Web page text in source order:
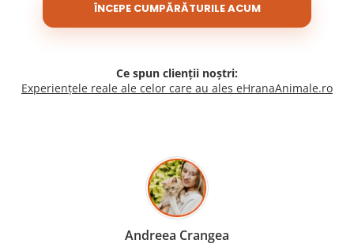
ÎNCEPE CUMPĂRĂTURILE ACUM
Ce spun clienții noștri:
Experiențele reale ale celor care au ales eHranaAnimale.ro
Madalina Stancea